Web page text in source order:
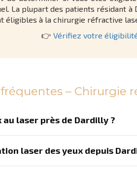
La plupart des patients résidant à
éligibles à la chirurgie réfractive
👉 Vérifiez votre
– Chirurgie
laser près de Dardilly ?
laser des yeux depuis